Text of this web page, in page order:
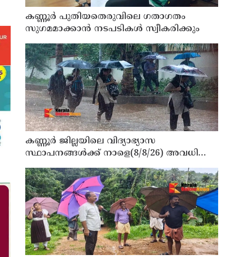
കണ്ണൂർ പുതിയതെരുവിലെ ഗതാഗതം
സുഗമമാക്കാന്‍ നടപടികള്‍ സ്വീകരിക്കും
കണ്ണൂർ ജില്ലയിലെ വിദ്യാഭ്യാസ
സ്ഥാപനങ്ങള്‍ക്ക് നാളെ(8/8/26) അവധി
പ്രഖ്യാപിച്ചു